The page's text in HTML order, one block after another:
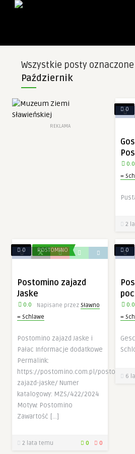
Wszystkie posty
Październik
REKLAMA
0
0.0
=
2
0 POSTOMINO
Postomino zajazd
Jaske
0.0 Napisane przez Sławno
= Schlawe
Postomino zajazd Jaske i
Pałac Informacje dodatkowe
Permalink:
https://postomino.com.pl/postomino-
zajazd-jaske/ Numer
katalogowy: MZS/422/2024
Motyw: Postomino
Zawartość […]
2 lata temu 0 0
0
0.0
=
6
Te pliki cookie
nie są
do
funkcjonowania
internetowej.
Statystyka
Abyśmy mogli
poprawić
funkcjonalność
i strukturę
strony
internetowej,
na podstawie
tego, jak
strona jest